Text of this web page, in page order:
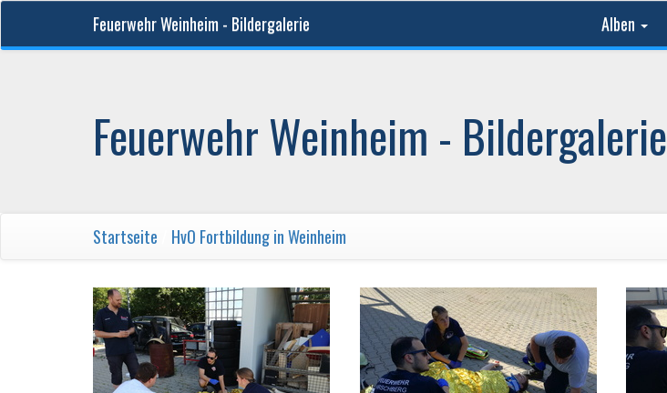
Feuerwehr Weinheim - Bildergalerie Alben
Feuerwehr Weinheim - Bildergalerie
Startseite HvO Fortbildung in Weinheim